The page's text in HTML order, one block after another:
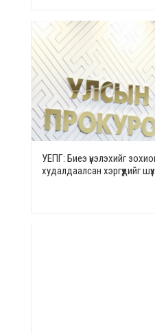
УЕПГ: Биеэ үнэлэхийг
худалдаалсан хэргүүдийг